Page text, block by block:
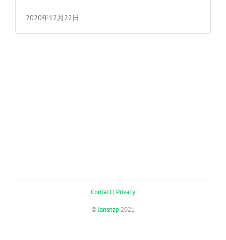
2020年12月22日
Contact| Privacy
©Jansnap 2021